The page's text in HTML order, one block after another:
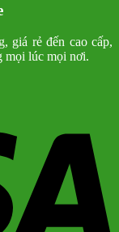
giá rẻ đến cao cấp,
mọi lúc mọi nơi.